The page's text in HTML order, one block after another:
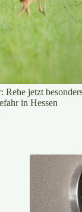
Rehe jetzt
in Hessen